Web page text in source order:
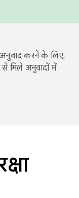
करने के लिए,
मिले अनुवादों में